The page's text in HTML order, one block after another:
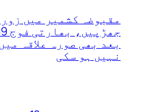
مقبوضہ کشمیر میں
بعد بھی صورہ علاقہ
نہیں ہو سکی